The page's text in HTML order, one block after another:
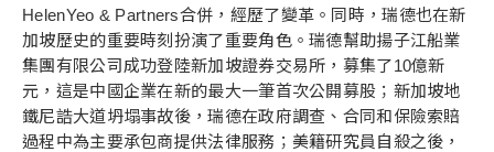
HelenYeo & Partners合併，經歷了變革。同時，瑞德也在新
加坡歷史的重要時刻扮演了重要角色。瑞德幫助揚子江船業
集團有限公司成功登陸新加坡證券交易所，募集了10億新
元，這是中國企業在新的最大一筆首次公開募股；新加坡地
鐵尼誥大道坍塌事故後，瑞德在政府調查、合同和保險索賠
過程中為主要承包商提供法律服務；美籍研究員自殺之後，